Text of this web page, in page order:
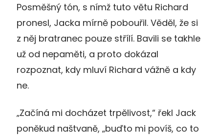
Posměšný tón, s nímž tuto větu Richard
pronesl, Jacka mírně pobouřil. Věděl, že si
z něj bratranec pouze střílí. Bavili se takhle
už od nepaměti, a proto dokázal
rozpoznat, kdy mluví Richard vážně a kdy
ne.
„Začíná mi docházet trpělivost,“ řekl Jack
poněkud naštvaně, „buďto mi povíš, co to